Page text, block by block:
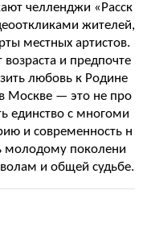
челленджи «Расск
жителей,
местных артистов.
и предпочте
любовь к Родине
Москве — это не про
единство с многоми
и современность н
молодому поколени
и общей судьбе.